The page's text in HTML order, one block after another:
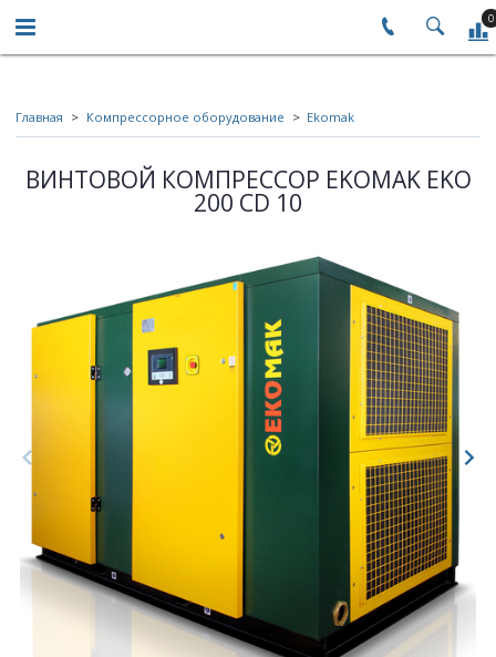
0
Главная Компрессорное оборудование Ekomak
ВИНТОВОЙ КОМПРЕССОР EKOMAK EKO
200 CD 10